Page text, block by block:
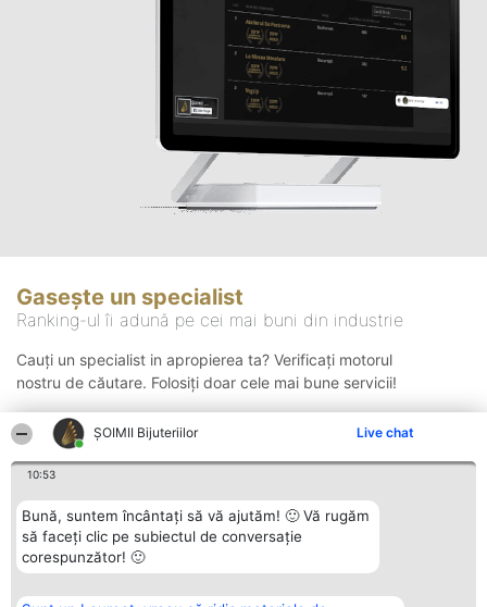
ŞOIMII Bijuteriilor Live chat
10:53
Bună, suntem încântați să vă ajutăm! 🙂 Vă rugăm
să faceți clic pe subiectul de conversație
corespunzător! 🙂
Gasește un specialist
Ranking-ul îi adună pe cei mai buni din industrie
Cauți un specialist in apropierea ta? Verificați motorul
nostru de căutare. Folosiți doar cele mai bune servicii!